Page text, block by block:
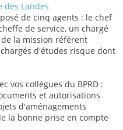
des Landes
de cinq agents : le chef
de service, un chargé
la mission référent
d'études risque dont
vos collègues du BPRD :
et autorisations
d'aménagements
la bonne prise en compte